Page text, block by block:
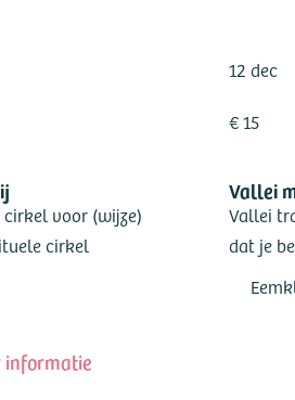
cirkel voor (wijze)
cirkel
informatie
12 dec
€ 15
Vallei
Vallei
dat je